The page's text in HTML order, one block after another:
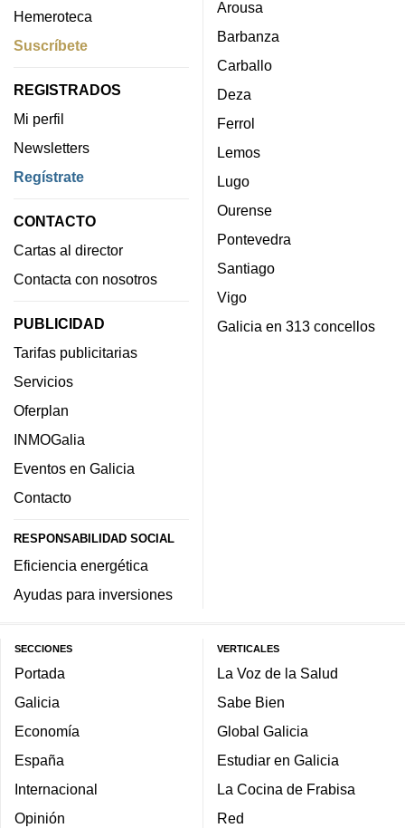
Hemeroteca
Suscríbete
REGISTRADOS
Mi perfil
Newsletters
Regístrate
CONTACTO
Cartas al director
Contacta con nosotros
PUBLICIDAD
Tarifas publicitarias
Servicios
Oferplan
INMOGalia
Eventos en Galicia
Contacto
RESPONSABILIDAD SOCIAL
Eficiencia energética
Ayudas para inversiones
Arousa
Barbanza
Carballo
Deza
Ferrol
Lemos
Lugo
Ourense
Pontevedra
Santiago
Vigo
Galicia en 313 concellos
SECCIONES
Portada
Galicia
Economía
España
Internacional
Opinión
VERTICALES
La Voz de la Salud
Sabe Bien
Global Galicia
Estudiar en Galicia
La Cocina de Frabisa
Red